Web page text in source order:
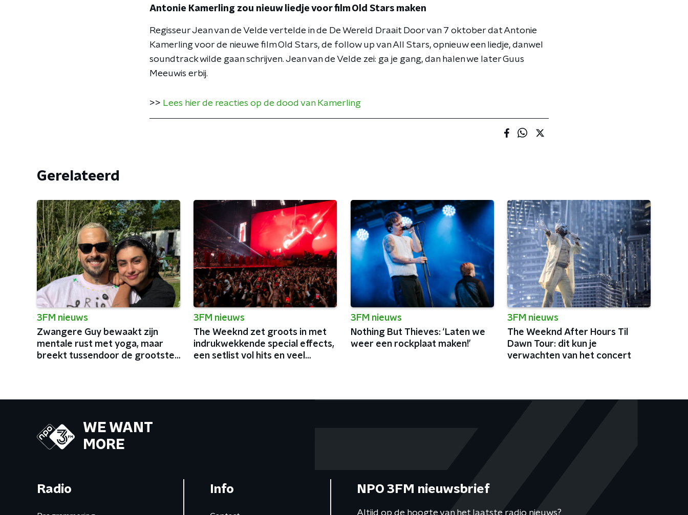
Antonie Kamerling zou nieuw liedje voor film Old Stars maken
Regisseur Jean van de Velde vertelde in de De Wereld Draait Door van 7 oktober dat Antonie
Kamerling voor de nieuwe film Old Stars, de follow up van All Stars, opnieuw een liedje, danwel
soundtrack wilde gaan schrijven. Jean van de Velde zei: ga je gang, dan halen we later Guus
Meeuwis erbij.
>> Lees hier de reacties op de dood van Kamerling
Gerelateerd
3FM nieuws
Zwangere Guy bewaakt zijn
mentale rust met yoga, maar
breekt tussendoor de grootste
3FM nieuws
The Weeknd zet groots in met
indrukwekkende special effects,
een setlist vol hits en veel
3FM nieuws
Nothing But Thieves: ‘Laten we
weer een rockplaat maken!’
3FM nieuws
The Weeknd After Hours Til
Dawn Tour: dit kun je
verwachten van het concert
WE WANT
MORE
Radio Info NPO 3FM nieuwsbrief
Altijd op de hoogte van het laatste radio nieuws?